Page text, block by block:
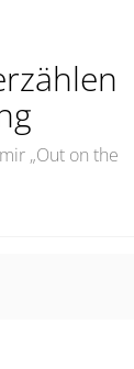
„Out on the